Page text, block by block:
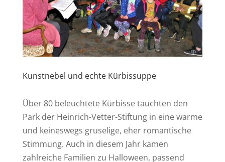
Kunstnebel und echte Kürbissuppe
Über 80 beleuchtete Kürbisse tauchten den
Park der Heinrich-Vetter-Stiftung in eine warme
und keineswegs gruselige, eher romantische
Stimmung. Auch in diesem Jahr kamen
zahlreiche Familien zu Halloween, passend